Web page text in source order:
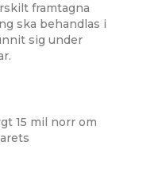
framtagna
ska behandlas i
sig under
15 mil norr om